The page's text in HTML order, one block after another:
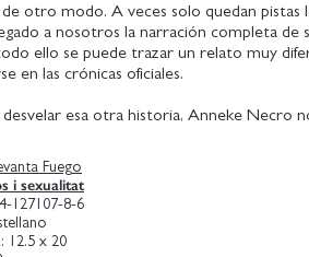
de otro modo. A veces solo quedan pistas
a nosotros la narración completa de
ello se puede trazar un relato muy
en las crónicas oficiales.
desvelar esa otra historia, Anneke Necro
del Paleolítico y los gineceos de la
baños de discotecas, sets de rodajes,
sindicales, Deseo disidente recoge
Fuego
i sexualitat
127107-8-6
12.5 x 20